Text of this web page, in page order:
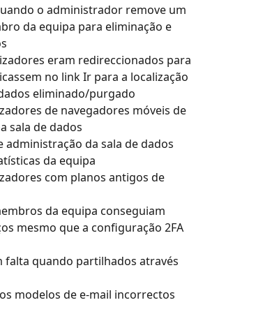
o administrador remove um
da equipa para eliminação e
eram redireccionados para
no link Ir para a localização
eliminado/purgado
de navegadores móveis de
sala de dados
da sala de dados
da equipa
com planos antigos de
da equipa conseguiam
mesmo que a configuração 2FA
falta quando partilhados através
modelos de e-mail incorrectos